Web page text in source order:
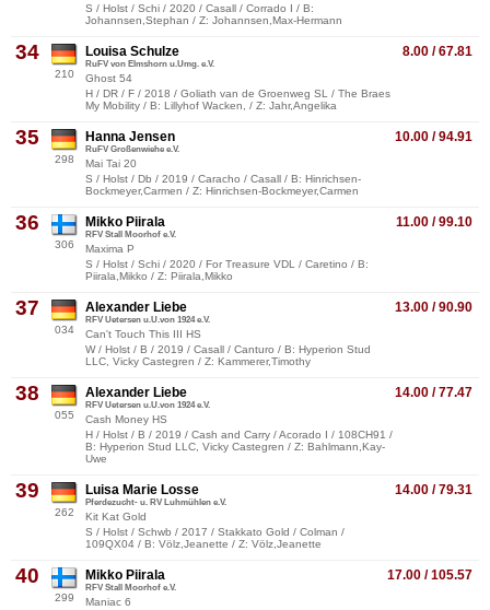
S / Holst / Schi / 2020 / Casall / Corrado I / B:
Johannsen,Stephan / Z: Johannsen,Max-Hermann
34
210
8.00 / 67.81
Louisa Schulze
RuFV von Elmshorn u.Umg. e.V.
Ghost 54
H / DR / F / 2018 / Goliath van de Groenweg SL / The Braes
My Mobility / B: Lillyhof Wacken, / Z: Jahr,Angelika
35
298
10.00 / 94.91
Hanna Jensen
RuFV Großenwiehe e.V.
Mai Tai 20
S / Holst / Db / 2019 / Caracho / Casall / B: Hinrichsen-
Bockmeyer,Carmen / Z: Hinrichsen-Bockmeyer,Carmen
36
306
11.00 / 99.10
Mikko Piirala
RFV Stall Moorhof e.V.
Maxima P
S / Holst / Schi / 2020 / For Treasure VDL / Caretino / B:
Piirala,Mikko / Z: Piirala,Mikko
37
034
13.00 / 90.90
Alexander Liebe
RFV Uetersen u.U.von 1924 e.V.
Can't Touch This III HS
W / Holst / B / 2019 / Casall / Canturo / B: Hyperion Stud
LLC, Vicky Castegren / Z: Kammerer,Timothy
38
055
14.00 / 77.47
Alexander Liebe
RFV Uetersen u.U.von 1924 e.V.
Cash Money HS
H / Holst / B / 2019 / Cash and Carry / Acorado I / 108CH91 /
B: Hyperion Stud LLC, Vicky Castegren / Z: Bahlmann,Kay-
Uwe
39
262
14.00 / 79.31
Luisa Marie Losse
Pferdezucht- u. RV Luhmühlen e.V.
Kit Kat Gold
S / Holst / Schwb / 2017 / Stakkato Gold / Colman /
109QX04 / B: Völz,Jeanette / Z: Völz,Jeanette
40
299
17.00 / 105.57
Mikko Piirala
RFV Stall Moorhof e.V.
Maniac 6